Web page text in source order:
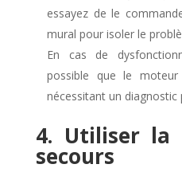
essayez de le
mural pour isoler le
En cas de
possible que le
nécessitant un diagnostic
4. Utiliser la
secours